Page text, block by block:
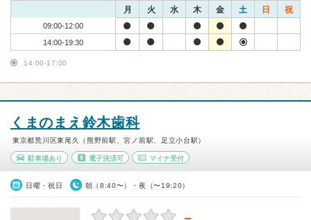
月 火 水 木 金 土 日 祝
09:00-12:00
14:00-19:30
14:00-17:00
くまのまえ鈴木歯科
東京都荒川区東尾久（熊野前駅、宮ノ前駅、足立小台駅）
駐車場あり 電子決済可 マイナ受付
日曜・祝日 朝（8:40〜）・夜（〜19:20）